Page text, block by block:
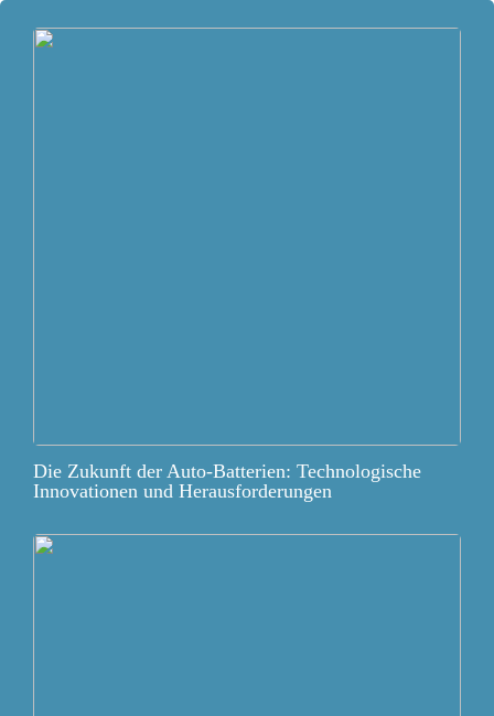
Die Zukunft der Auto-Batterien: Technologische
Innovationen und Herausforderungen